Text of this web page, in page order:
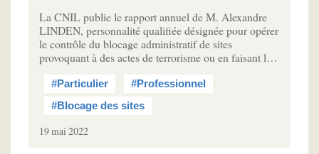
La CNIL publie le rapport annuel de M. Alexandre
LINDEN, personnalité qualifiée désignée pour opérer
le contrôle du blocage administratif de sites
provoquant à des actes de terrorisme ou en faisant l…
#Particulier
#Professionnel
#Blocage des sites
19 mai 2022